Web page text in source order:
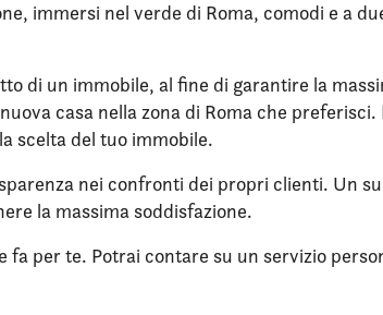
immersi nel verde di Roma, comodi e a
di un immobile, al fine di garantire la
casa nella zona di Roma che
scelta del tuo immobile.
nei confronti dei propri clienti. Un
la massima soddisfazione.
per te. Potrai contare su un servizio